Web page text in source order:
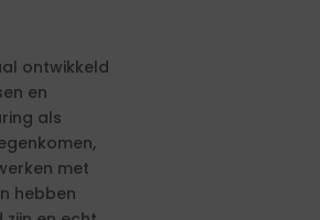
ontwikkeld
en
als
met
hebben